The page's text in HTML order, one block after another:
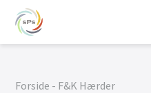
Forside - F&K Hærder